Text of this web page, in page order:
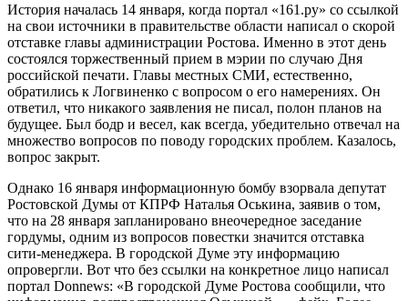
История началась 14 января, когда портал «161.ру» со ссылкой
на свои источники в правительстве области написал о скорой
отставке главы администрации Ростова. Именно в этот день
состоялся торжественный прием в мэрии по случаю Дня
российской печати. Главы местных СМИ, естественно,
обратились к Логвиненко с вопросом о его намерениях. Он
ответил, что никакого заявления не писал, полон планов на
будущее. Был бодр и весел, как всегда, убедительно отвечал на
множество вопросов по поводу городских проблем. Казалось,
вопрос закрыт.
Однако 16 января информационную бомбу взорвала депутат
Ростовской Думы от КПРФ Наталья Оськина, заявив о том,
что на 28 января запланировано внеочередное заседание
гордумы, одним из вопросов повестки значится отставка
сити-менеджера. В городской Думе эту информацию
опровергли. Вот что без ссылки на конкретное лицо написал
портал Donnews: «В городской Думе Ростова сообщили, что